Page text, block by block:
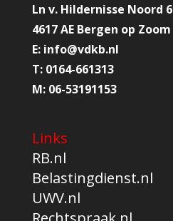
Ln v. Hildernisse Noord 6
4617 AE Bergen op Zoom
E: info@vdkb.nl
T: 0164-661313
M: 06-53191153
Links
RB.nl
Belastingdienst.nl
UWV.nl